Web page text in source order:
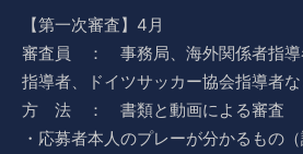
【第一次審査】4月
審査員 ： 事務局、海外関係者指導
指導者、ドイツサッカー協会指導者
方 法 ： 書類と動画による審査
・応募者本人のプレーが分かるもの